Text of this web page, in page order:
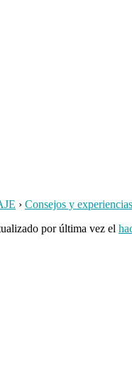
› Consejos y
por última vez el